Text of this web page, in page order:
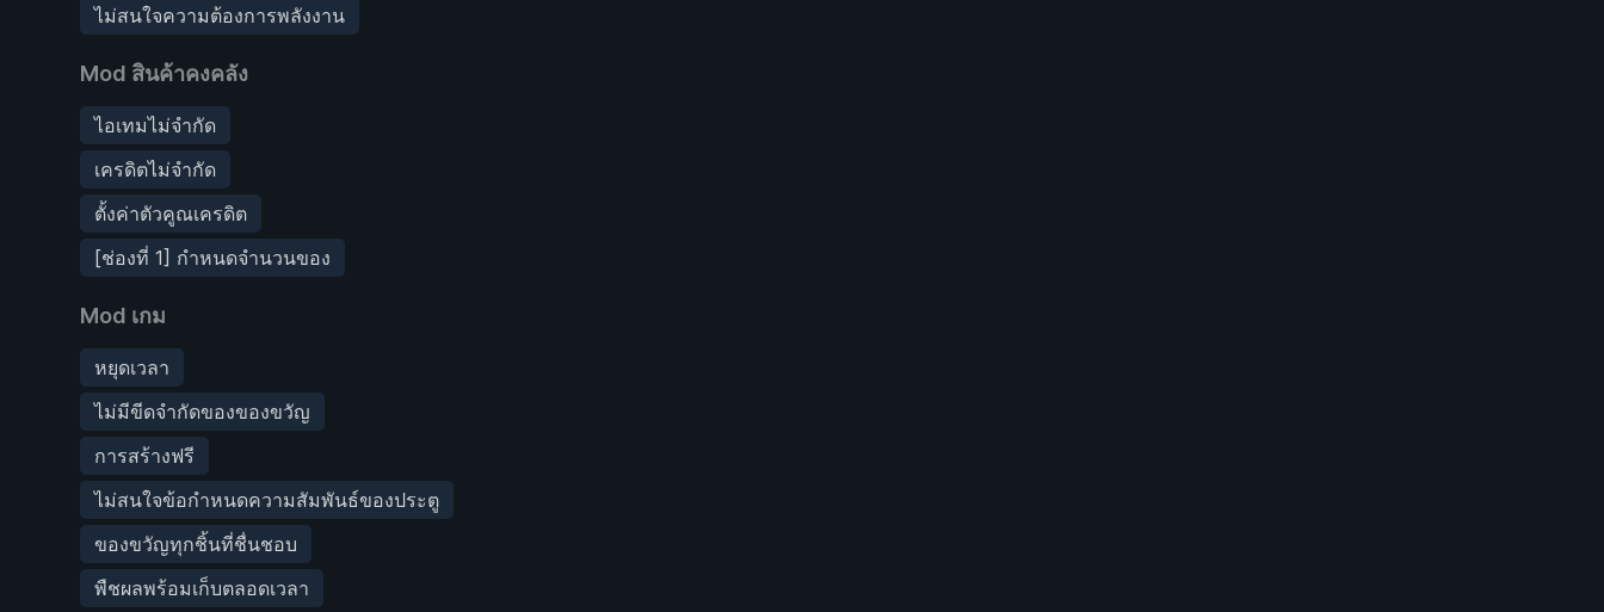
ไม่สนใจความต้องการพลังงาน
Mod สินค้าคงคลัง
ไอเทมไม่จำกัด
เครดิตไม่จำกัด
ตั้งค่าตัวคูณเครดิต
[ช่องที่ 1] กำหนดจำนวนของ
Mod เกม
หยุดเวลา
ไม่มีขีดจำกัดของของขวัญ
การสร้างฟรี
ไม่สนใจข้อกำหนดความสัมพันธ์ของประตู
ของขวัญทุกชิ้นที่ชื่นชอบ
พืชผลพร้อมเก็บตลอดเวลา